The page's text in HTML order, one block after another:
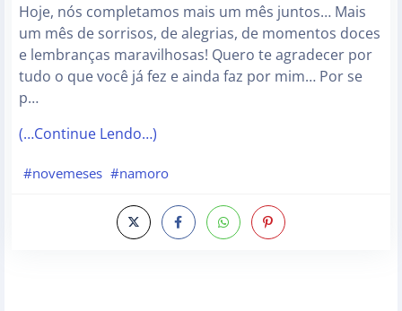
Hoje, nós completamos mais um mês juntos… Mais
um mês de sorrisos, de alegrias, de momentos doces
e lembranças maravilhosas! Quero te agradecer por
tudo o que você já fez e ainda faz por mim… Por se
p…
(…Continue Lendo…)
#novemeses #namoro